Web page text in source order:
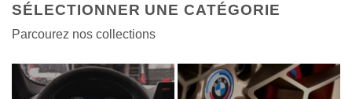
SÉLECTIONNER UNE CATÉGORIE
Parcourez nos collections